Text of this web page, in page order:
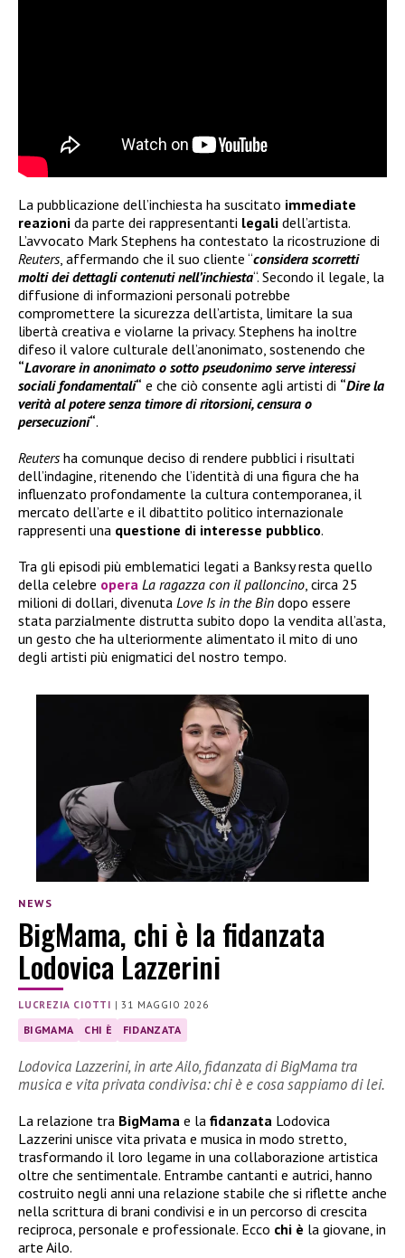
La pubblicazione dell’inchiesta ha suscitato immediate
reazioni da parte dei rappresentanti legali dell’artista.
L’avvocato Mark Stephens ha contestato la ricostruzione di
Reuters, affermando che il suo cliente “considera scorretti
molti dei dettagli contenuti nell’inchiesta“. Secondo il legale, la
diffusione di informazioni personali potrebbe
compromettere la sicurezza dell’artista, limitare la sua
libertà creativa e violarne la privacy. Stephens ha inoltre
difeso il valore culturale dell’anonimato, sostenendo che
“Lavorare in anonimato o sotto pseudonimo serve interessi
sociali fondamentali“ e che ciò consente agli artisti di “Dire la
verità al potere senza timore di ritorsioni, censura o
persecuzioni“.
Reutersha comunque deciso di rendere pubblici i risultati
dell’indagine, ritenendo che l’identità di una figura che ha
influenzato profondamente la cultura contemporanea, il
mercato dell’arte e il dibattito politico internazionale
rappresenti una questione di interesse pubblico.
Tra gli episodi più emblematici legati a Banksy resta quello
della celebre opera La ragazza con il palloncino, circa 25
milioni di dollari, divenuta Love Is in the Bin dopo essere
stata parzialmente distrutta subito dopo la vendita all’asta,
un gesto che ha ulteriormente alimentato il mito di uno
degli artisti più enigmatici del nostro tempo.
NEWS
BigMama, chi è la fidanzata
Lodovica Lazzerini
LUCREZIA CIOTTI |31 MAGGIO 2026
BIGMAMA CHI È FIDANZATA
Lodovica Lazzerini, in arte Ailo, fidanzata di BigMama tra
musica e vita privata condivisa: chi è e cosa sappiamo di lei.
La relazione tra BigMama e la fidanzata Lodovica
Lazzerini unisce vita privata e musica in modo stretto,
trasformando il loro legame in una collaborazione artistica
oltre che sentimentale. Entrambe cantanti e autrici, hanno
costruito negli anni una relazione stabile che si riflette anche
nella scrittura di brani condivisi e in un percorso di crescita
reciproca, personale e professionale. Ecco chi è la giovane, in
arte Ailo.